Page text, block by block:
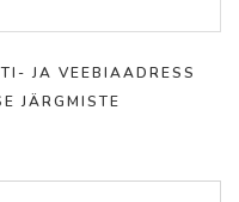
JA VEEBIAADRESS
JÄRGMISTE